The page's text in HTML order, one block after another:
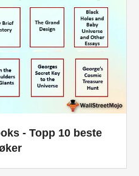
- Topp 10 beste